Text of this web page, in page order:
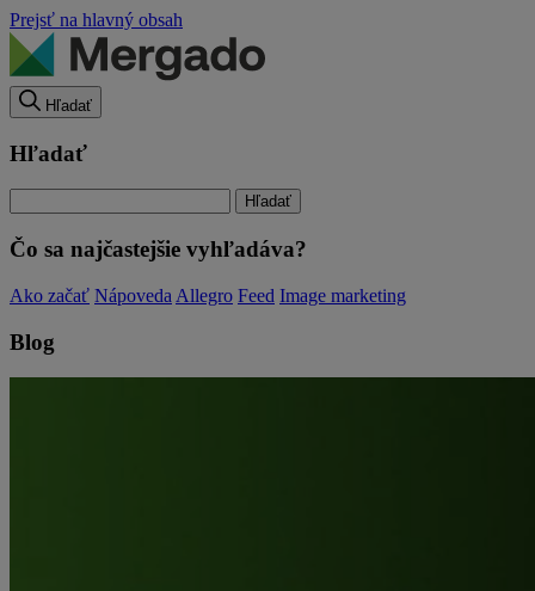
Prejsť na hlavný obsah
Hľadať
Hľadať
Čo sa najčastejšie vyhľadáva?
Ako začať Nápoveda Allegro Feed Image marketing
Blog